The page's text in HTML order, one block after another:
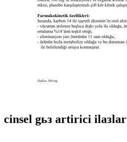
cinsel gьз artirici ilaзlar